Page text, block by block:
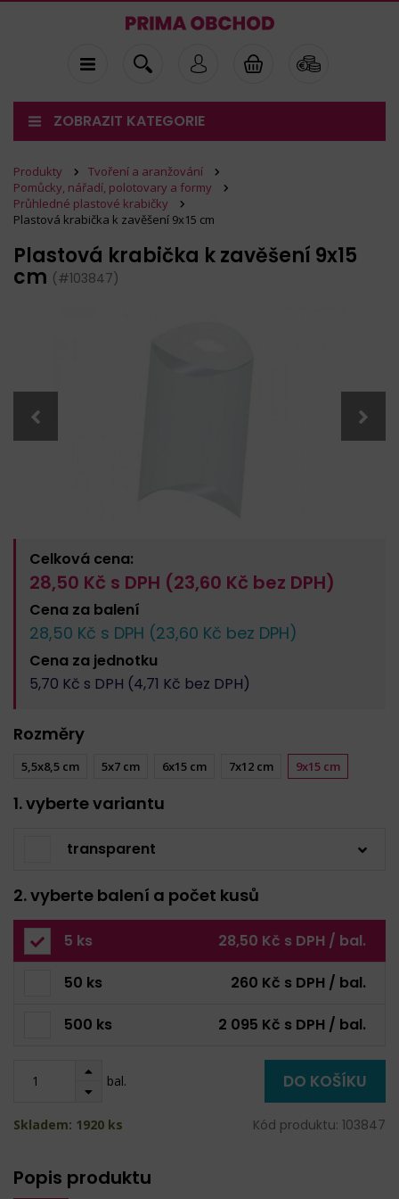
ZOBRAZIT KATEGORIE
Produkty
Tvoření a aranžování
Pomůcky, nářadí, polotovary a formy
Průhledné plastové krabičky
Plastová krabička k zavěšení 9x15 cm
Plastová krabička k zavěšení 9x15
cm (#103847)
Celková cena:
28,50 Kč s DPH (23,60 Kč bez DPH)
Cena za balení
28,50 Kč s DPH (23,60 Kč bez DPH)
Cena za jednotku
5,70 Kč s DPH (4,71 Kč bez DPH)
Rozměry
5,5x8,5 cm 5x7 cm 6x15 cm 7x12 cm 9x15 cm
1. vyberte variantu
transparent
2. vyberte balení a počet kusů
5 ks 28,50 Kč s DPH / bal.
50 ks 260 Kč s DPH / bal.
500 ks 2 095 Kč s DPH / bal.
bal. DO KOŠÍKU
Skladem: 1920 ks Kód produktu: 103847
Popis produktu